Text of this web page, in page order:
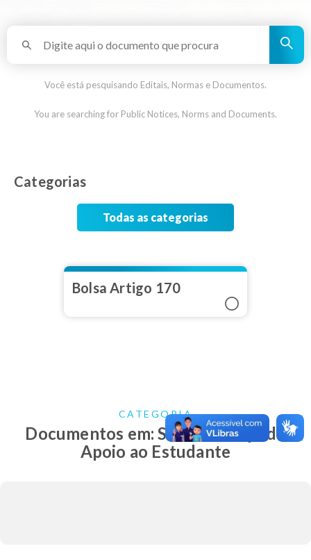
Você está pesquisando Editais, Normas e Documentos.
You are searching for Public Notices, Norms and Documents.
Categorias
Todas as categorias
Bolsa Artigo 170
CATEGORIA
Documentos em: SAE – Serviço de
Apoio ao Estudante